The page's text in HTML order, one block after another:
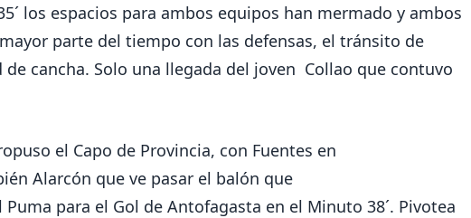
los espacios para ambos equipos han mermado y ambos
parte del tiempo con las defensas, el tránsito de
cancha. Solo una llegada del joven Collao que contuvo
el Capo de Provincia, con Fuentes en
Alarcón que ve pasar el balón que
para el Gol de Antofagasta en el Minuto 38´. Pivotea